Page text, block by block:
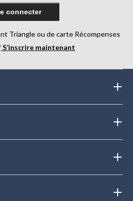
connecter
Triangle ou de carte Récompenses
S’inscrire maintenant